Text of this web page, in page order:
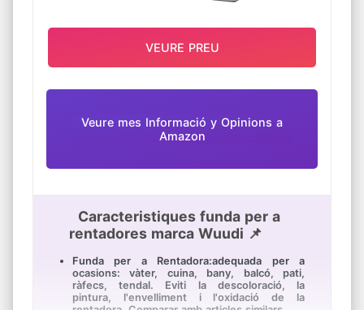
Veure mes Informació y Opinions a
Amazon
Caracteristiques funda per a
rentadores marca Wuudi 📌
Funda per a Rentadora:adequada per a
ocasions: vàter, cuina, bany, balcó, pati,
ràfecs, tendal. Eviti la descoloració, la
pintura, l'envelliment i l'oxidació de la
VEURE PREU